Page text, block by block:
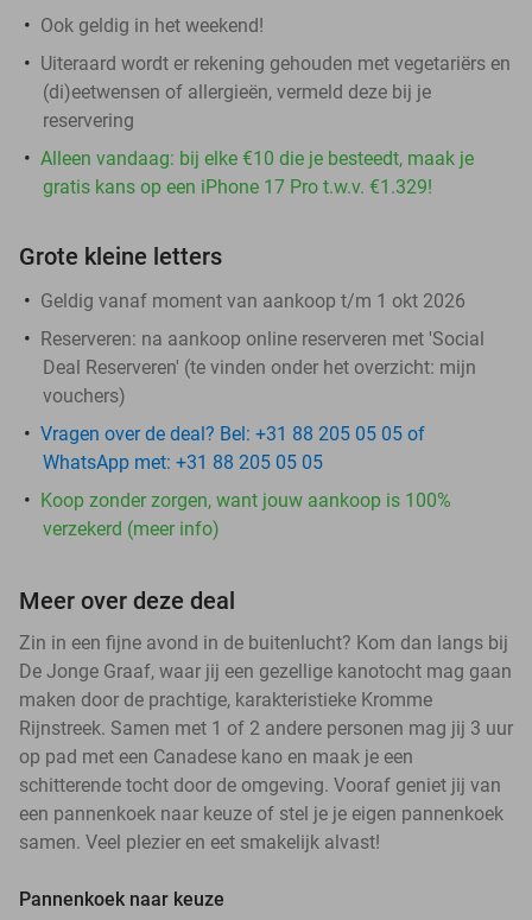
Ook geldig in het weekend!
Uiteraard wordt er rekening gehouden met vegetariërs en
(di)eetwensen of allergieën, vermeld deze bij je
reservering
Alleen vandaag: bij elke €10 die je besteedt, maak je
gratis kans op een iPhone 17 Pro t.w.v. €1.329!
Grote kleine letters
Geldig vanaf moment van aankoop t/m 1 okt 2026
Reserveren: na aankoop online reserveren met 'Social
Deal Reserveren' (te vinden onder het overzicht: mijn
vouchers)
Vragen over de deal? Bel: +31 88 205 05 05 of
WhatsApp met: +31 88 205 05 05
Koop zonder zorgen, want jouw aankoop is 100%
verzekerd (meer info)
Meer over deze deal
Zin in een fijne avond in de buitenlucht? Kom dan langs bij
De Jonge Graaf, waar jij een gezellige kanotocht mag gaan
maken door de prachtige, karakteristieke Kromme
Rijnstreek. Samen met 1 of 2 andere personen mag jij 3 uur
op pad met een Canadese kano en maak je een
schitterende tocht door de omgeving. Vooraf geniet jij van
een pannenkoek naar keuze of stel je je eigen pannenkoek
samen. Veel plezier en eet smakelijk alvast!
Pannenkoek naar keuze